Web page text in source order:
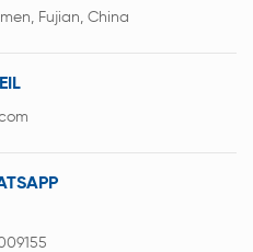
Fujian, China